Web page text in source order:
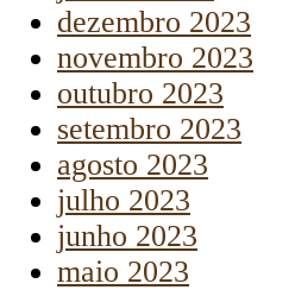
dezembro 2023
novembro 2023
outubro 2023
setembro 2023
agosto 2023
julho 2023
junho 2023
maio 2023